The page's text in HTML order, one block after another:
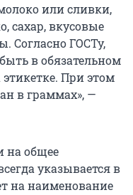
или сливки,
сахар, вкусовые
Согласно ГОСТу,
в обязательном
При этом
в граммах», —
на общее
указывается в
на наименование